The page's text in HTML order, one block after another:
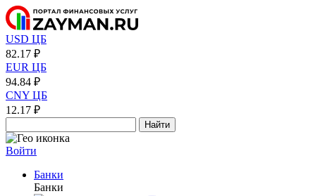
USD ЦБ
82.17 ₽
EUR ЦБ
94.84 ₽
CNY ЦБ
12.17 ₽
Найти
Войти
Банки
Банки